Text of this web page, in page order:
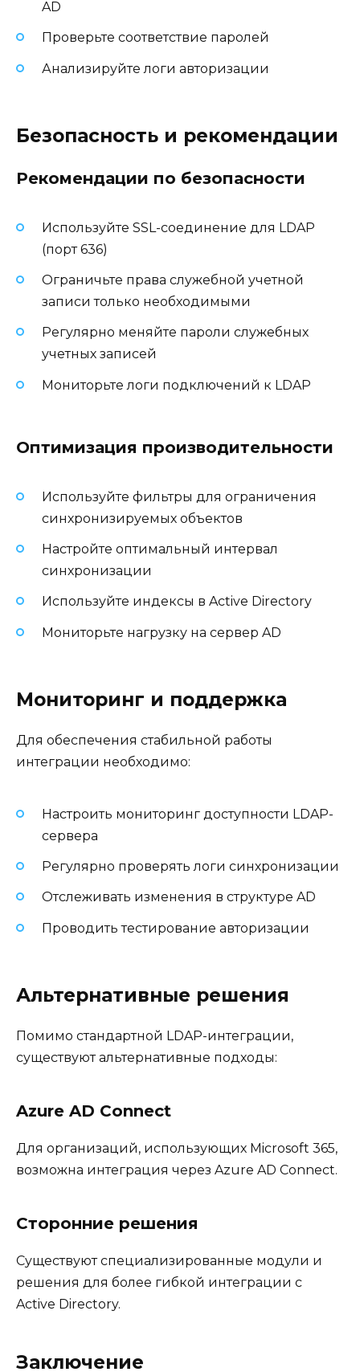
AD
Проверьте соответствие паролей
Анализируйте логи авторизации
Безопасность и рекомендации
Рекомендации по безопасности
Используйте SSL-соединение для LDAP
(порт 636)
Ограничьте права служебной учетной
записи только необходимыми
Регулярно меняйте пароли служебных
учетных записей
Мониторьте логи подключений к LDAP
Оптимизация производительности
Используйте фильтры для ограничения
синхронизируемых объектов
Настройте оптимальный интервал
синхронизации
Используйте индексы в Active Directory
Мониторьте нагрузку на сервер AD
Мониторинг и поддержка
Для обеспечения стабильной работы
интеграции необходимо:
Настроить мониторинг доступности LDAP-
сервера
Регулярно проверять логи синхронизации
Отслеживать изменения в структуре AD
Проводить тестирование авторизации
Альтернативные решения
Помимо стандартной LDAP-интеграции,
существуют альтернативные подходы:
Azure AD Connect
Для организаций, использующих Microsoft 365,
возможна интеграция через Azure AD Connect.
Сторонние решения
Существуют специализированные модули и
решения для более гибкой интеграции с
Active Directory.
Заключение